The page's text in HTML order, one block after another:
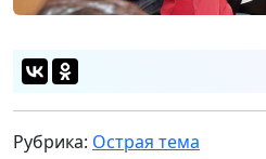
Рубрика: Острая тема